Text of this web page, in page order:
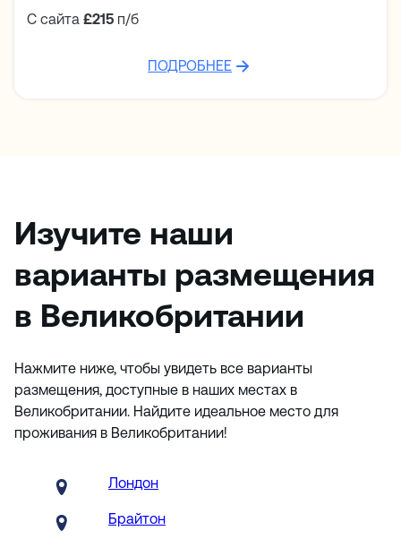
С сайта £215 п/б
ПОДРОБНЕЕ
Изучите наши
варианты размещения
в Великобритании
Нажмите ниже, чтобы увидеть все варианты
размещения, доступные в наших местах в
Великобритании. Найдите идеальное место для
проживания в Великобритании!
Лондон
Брайтон